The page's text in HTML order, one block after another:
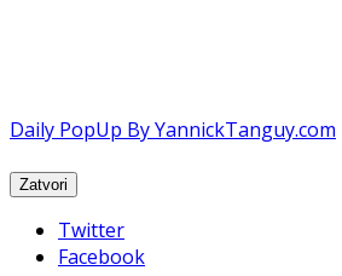
Daily PopUp By YannickTanguy.com
Twitter
Facebook